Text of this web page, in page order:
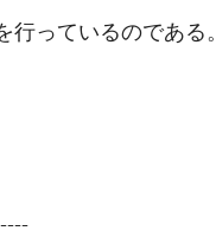
っているのである。